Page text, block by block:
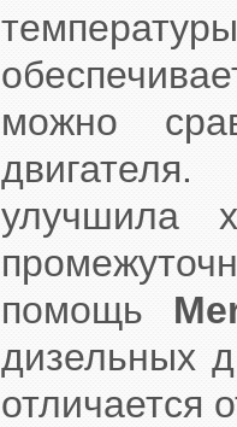
можно
улучшила
помощь
дизельных
отличается